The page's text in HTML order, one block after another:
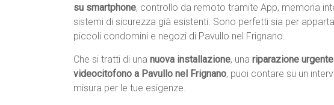
su smartphone, controllo da remoto tramite App, memoria
sistemi di sicurezza già esistenti. Sono perfetti sia per
piccoli condomini e negozi di Pavullo nel Frignano.
Che si tratti di una nuova installazione, una riparazione urgente
videocitofono a Pavullo nel Frignano, puoi contare su un
misura per le tue esigenze.